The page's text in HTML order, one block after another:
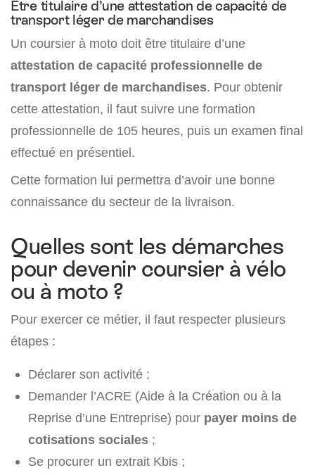
Être titulaire d’une attestation de capacité de
transport léger de marchandises
Un coursier à moto doit être titulaire d’une
attestation de capacité professionnelle de
transport léger de marchandises. Pour obtenir
cette attestation, il faut suivre une formation
professionnelle de 105 heures, puis un examen final
effectué en présentiel.
Cette formation lui permettra d’avoir une bonne
connaissance du secteur de la livraison.
Quelles sont les démarches
pour devenir coursier à vélo
ou à moto ?
Pour exercer ce métier, il faut respecter plusieurs
étapes :
Déclarer son activité ;
Demander l’ACRE (Aide à la Création ou à la
Reprise d’une Entreprise) pour payer moins de
cotisations sociales ;
Se procurer un extrait Kbis ;